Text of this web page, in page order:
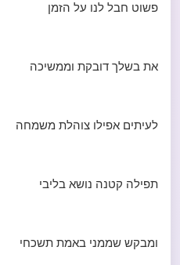
פשוט חבל לנו על הזמן
את בשלך דובקת וממשיכה
לעיתים אפילו צוהלת משמחה
תפילה קטנה נושא בליבי
ומבקש שממני באמת תשכחי